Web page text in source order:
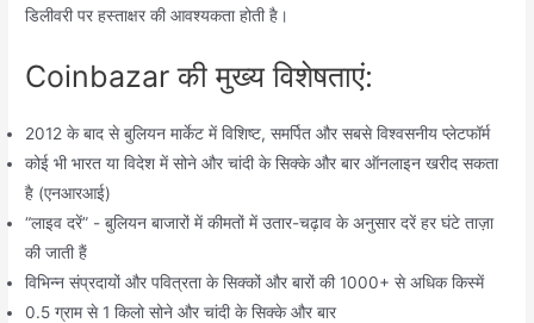
डिलीवरी पर हस्ताक्षर की आवश्यकता होती है।
Coinbazar की मुख्य विशेषताएं:
2012 के बाद से बुलियन मार्केट में विशिष्ट, समर्पित और सबसे विश्वसनीय प्लेटफॉर्म
कोई भी भारत या विदेश में सोने और चांदी के सिक्के और बार ऑनलाइन खरीद सकता
है (एनआरआई)
“लाइव दरें” - बुलियन बाजारों में कीमतों में उतार-चढ़ाव के अनुसार दरें हर घंटे ताज़ा
की जाती हैं
विभिन्न संप्रदायों और पवित्रता के सिक्कों और बारों की 1000+ से अधिक किस्में
0.5 ग्राम से 1 किलो सोने और चांदी के सिक्के और बार